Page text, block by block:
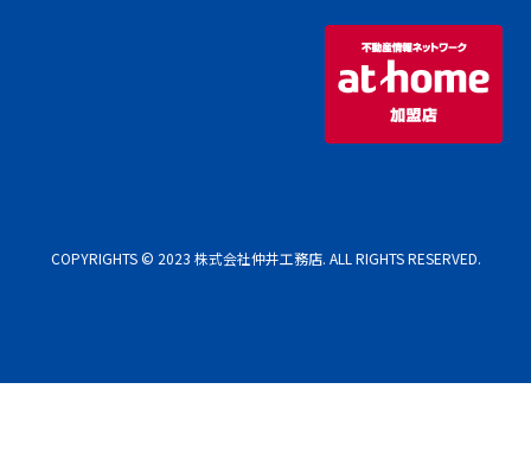
COPYRIGHTS © 2023 株式会社仲井工務店. ALL RIGHTS RESERVED.